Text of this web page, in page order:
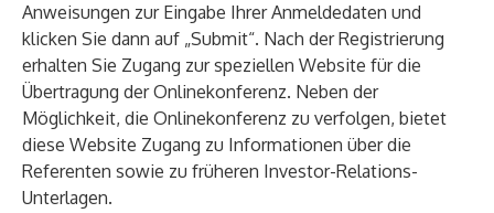
Anweisungen zur Eingabe Ihrer Anmeldedaten und
klicken Sie dann auf „Submit“. Nach der Registrierung
erhalten Sie Zugang zur speziellen Website für die
Übertragung der Onlinekonferenz. Neben der
Möglichkeit, die Onlinekonferenz zu verfolgen, bietet
diese Website Zugang zu Informationen über die
Referenten sowie zu früheren Investor-Relations-
Unterlagen.